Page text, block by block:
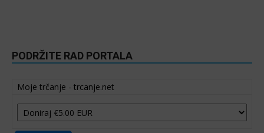
PODRŽITE RAD PORTALA
Moje trčanje - trcanje.net